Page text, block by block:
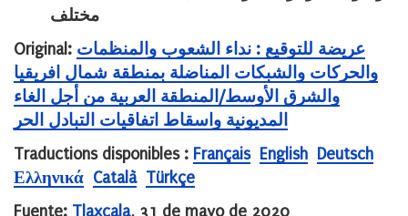
مختلف
Original: عريضة للتوقيع : نداء الشعوب والمنظمات
والحركات والشبكات المناضلة بمنطقة شمال افريقيا
والشرق الأوسط/المنطقة العربية من أجل الغاء
المديونية واسقاط اتفاقيات التبادل الحر
Traductions disponibles : Français English Deutsch
Ελληνικά Català Türkçe